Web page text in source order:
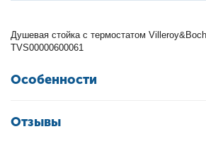
Душевая стойка с термостатом
TVS00000600061
Особенности
Отзывы